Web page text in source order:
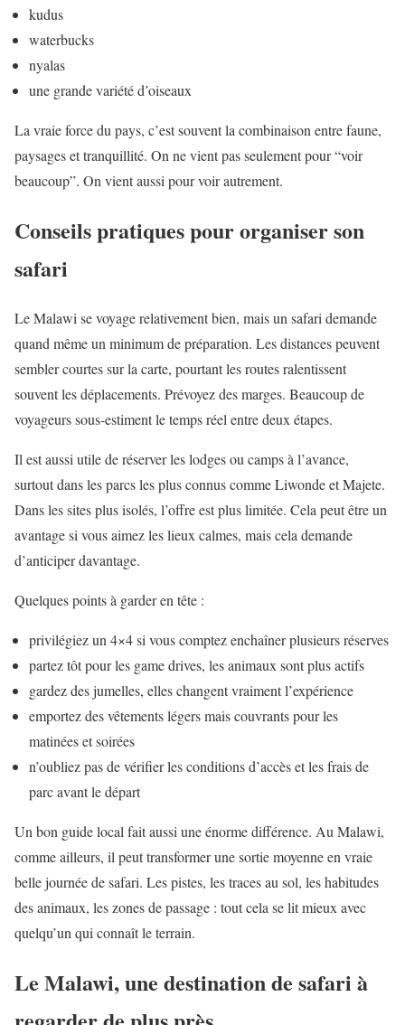
kudus
waterbucks
nyalas
une grande variété d’oiseaux
La vraie force du pays, c’est souvent la combinaison entre faune,
paysages et tranquillité. On ne vient pas seulement pour “voir
beaucoup”. On vient aussi pour voir autrement.
Conseils pratiques pour organiser son
safari
Le Malawi se voyage relativement bien, mais un safari demande
quand même un minimum de préparation. Les distances peuvent
sembler courtes sur la carte, pourtant les routes ralentissent
souvent les déplacements. Prévoyez des marges. Beaucoup de
voyageurs sous-estiment le temps réel entre deux étapes.
Il est aussi utile de réserver les lodges ou camps à l’avance,
surtout dans les parcs les plus connus comme Liwonde et Majete.
Dans les sites plus isolés, l’offre est plus limitée. Cela peut être un
avantage si vous aimez les lieux calmes, mais cela demande
d’anticiper davantage.
Quelques points à garder en tête :
privilégiez un 4×4 si vous comptez enchaîner plusieurs réserves
partez tôt pour les game drives, les animaux sont plus actifs
gardez des jumelles, elles changent vraiment l’expérience
emportez des vêtements légers mais couvrants pour les
matinées et soirées
n’oubliez pas de vérifier les conditions d’accès et les frais de
parc avant le départ
Un bon guide local fait aussi une énorme différence. Au Malawi,
comme ailleurs, il peut transformer une sortie moyenne en vraie
belle journée de safari. Les pistes, les traces au sol, les habitudes
des animaux, les zones de passage : tout cela se lit mieux avec
quelqu’un qui connaît le terrain.
Le Malawi, une destination de safari à